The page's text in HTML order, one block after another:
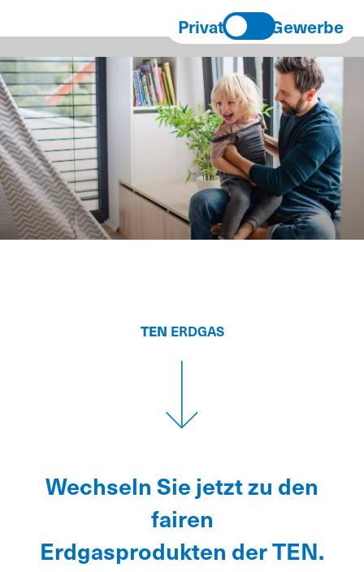
Privat Gewerbe
TEN ERDGAS
Wechseln Sie jetzt zu den
fairen
Erdgasprodukten der TEN.